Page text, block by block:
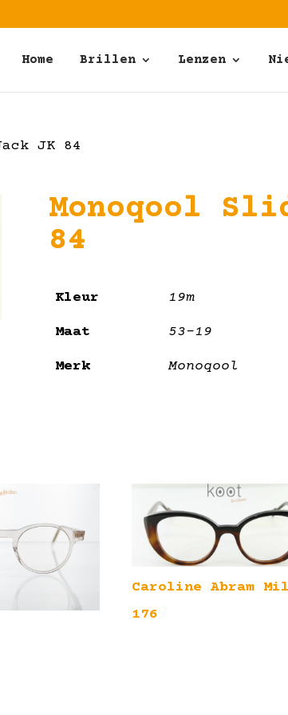
Home Brillen Lenzen
JK 84
Monoqool
84
Kleur 19m
Maat 53-19
Merk Monoqool
Caroline Abram
176